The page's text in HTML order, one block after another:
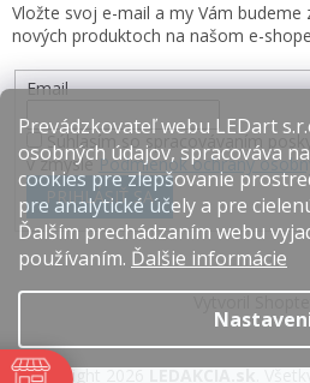
Prevádzkovateľ webu LEDart
osobných údajov, spracováva
cookies pre zlepšovanie
pre analytické účely a pre
Ďalším prechádzaním webu
používaním. Ďalšie informácie
Vložte svoj e-mail a my Vám budeme
nových produktoch na našom e-
Email
Súhlasím so spracovávaním
v zmysle Podmienok ochrany
PRIHLÁSIŤ SA
Copyright 2026